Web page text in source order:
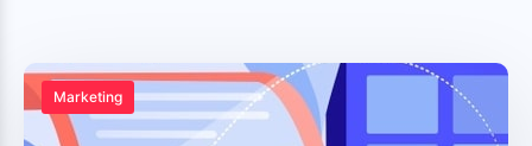
Marketing